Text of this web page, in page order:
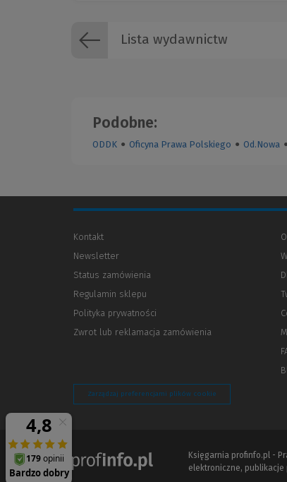
Lista wydawnictw
Podobne:
ODDK ● Oficyna Prawa Polskiego ● Od.Nowa ●
Kontakt
Newsletter
Status zamówienia
Regulamin sklepu
Polityka prywatności
innej
Zwrot lub reklamacja zamówienia
Zarządzaj preferencjami plików cookie
Księgarnia profinfo.pl -
elektroniczne,